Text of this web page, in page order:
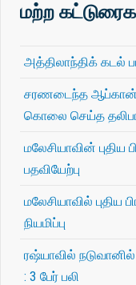
மற்ற
அத்திலாந்திக் கடல்
சரணடைந்த ஆப்கான்
கொலை செய்த
மலேசியாவின் புதிய
பதவியேற்பு
மலேசியாவில் புதிய
நியமிப்பு
ரஷ்யாவில்
: 3 பேர் பலி